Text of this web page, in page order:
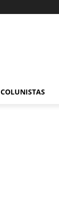
COLUNISTAS